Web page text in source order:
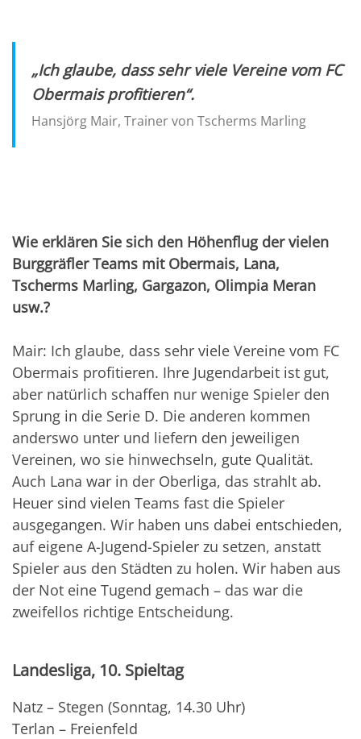
„Ich glaube, dass sehr viele Vereine vom FC
Obermais profitieren“.
Hansjörg Mair, Trainer von Tscherms Marling
Wie erklären Sie sich den Höhenflug der vielen
Burggräfler Teams mit Obermais, Lana,
Tscherms Marling, Gargazon, Olimpia Meran
usw.?
Mair: Ich glaube, dass sehr viele Vereine vom FC
Obermais profitieren. Ihre Jugendarbeit ist gut,
aber natürlich schaffen nur wenige Spieler den
Sprung in die Serie D. Die anderen kommen
anderswo unter und liefern den jeweiligen
Vereinen, wo sie hinwechseln, gute Qualität.
Auch Lana war in der Oberliga, das strahlt ab.
Heuer sind vielen Teams fast die Spieler
ausgegangen. Wir haben uns dabei entschieden,
auf eigene A-Jugend-Spieler zu setzen, anstatt
Spieler aus den Städten zu holen. Wir haben aus
der Not eine Tugend gemach – das war die
zweifellos richtige Entscheidung.
Landesliga, 10. Spieltag
Natz – Stegen (Sonntag, 14.30 Uhr)
Terlan – Freienfeld